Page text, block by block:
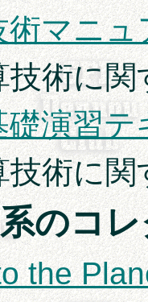
術マニュ
技術に
礎演習
技術に
のコ
the